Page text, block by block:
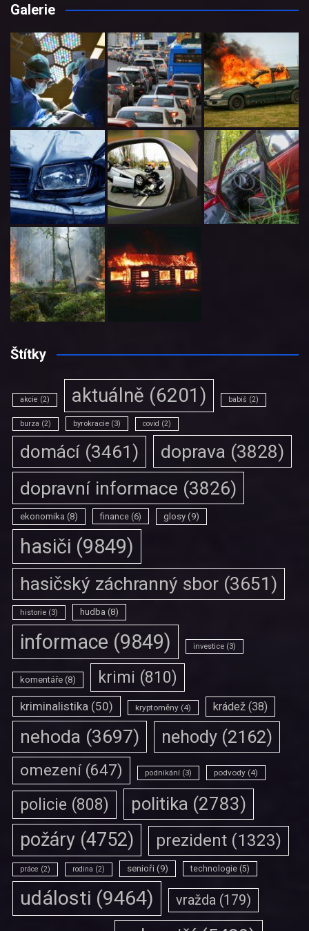
Galerie
Štítky
akcie (2) aktuálně (6201) babiš (2)
burza (2) byrokracie (3) covid (2)
domácí (3461) doprava (3828)
dopravní informace (3826)
ekonomika (8) finance (6) glosy (9)
hasiči (9849)
hasičský záchranný sbor (3651)
historie (3) hudba (8)
informace (9849) investice (3)
komentáře (8) krimi (810)
kriminalistika (50) kryptoměny (4) krádež (38)
nehoda (3697) nehody (2162)
omezení (647) podnikání (3) podvody (4)
policie (808) politika (2783)
požáry (4752) prezident (1323)
práce (2) rodina (2) senioři (9) technologie (5)
události (9464) vražda (179)